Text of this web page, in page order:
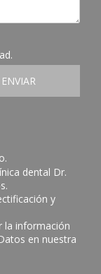
.
ENVIAR
dental Dr.
y
la información
en nuestra